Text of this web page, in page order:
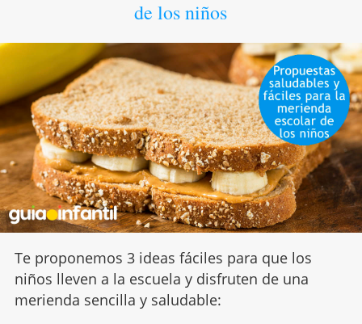
de los niños
Te proponemos 3 ideas fáciles para que los
niños lleven a la escuela y disfruten de una
merienda sencilla y saludable: